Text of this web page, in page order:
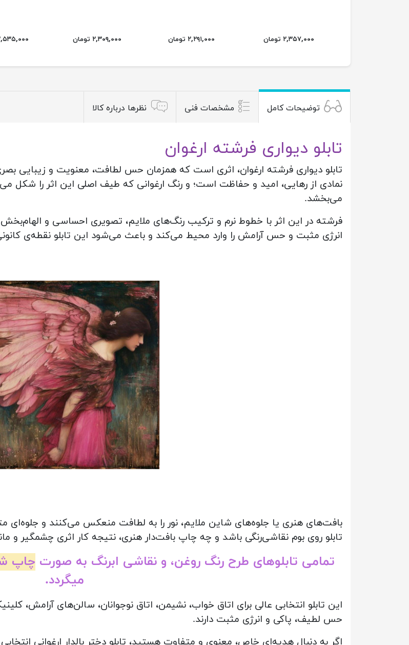
۲,۳۵۷,۰۰۰ تومان ۲,۲۹۱,۰۰۰ تومان ۲,۳۰۹,۰۰۰ تومان ۲,۵۳۵,۰۰۰
توضیحات کامل مشخصات فنی نظرها درباره کالا
تابلو دیواری فرشته ارغوان
تابلو دیواری فرشته ارغوان، اثری است که همزمان حس لطافت، معنویت و زیبایی
نمادی از رهایی، امید و حفاظت است؛ و رنگ ارغوانی که طیف اصلی این اثر را شکل
می‌بخشد.
فرشته در این اثر با خطوط نرم و ترکیب رنگ‌های ملایم، تصویری احساسی و
انرژی مثبت و حس آرامش را وارد محیط می‌کند و باعث می‌شود این تابلو نقطه‌ی
بافت‌های هنری یا جلوه‌های شاین ملایم، نور را به لطافت منعکس می‌کنند و
تابلو روی بوم نقاشی‌رنگی باشد و چه چاپ بافت‌دار هنری، نتیجه کار اثری چشمگیر و
تمامی تابلوهای طرح رنگ روغن، و نقاشی ابرنگ به صورت چاپ
میگردد.
این تابلو انتخابی عالی برای اتاق خواب، نشیمن، اتاق نوجوانان، سالن‌های آرامش،
حس لطیف، پاکی و انرژی مثبت دارند.
اگر به دنبال هدیه‌ای خاص، معنوی و متفاوت هستید، تابلو دختر بالدار ارغوانی